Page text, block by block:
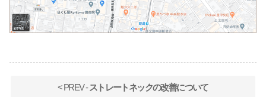
< PREV -ストレートネックの改善について